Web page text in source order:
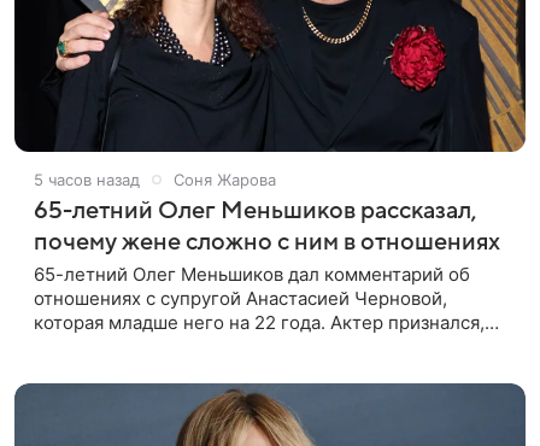
5 часов назад Соня Жарова
65-летний Олег Меньшиков рассказал,
почему жене сложно с ним в отношениях
65-летний Олег Меньшиков дал комментарий об
отношениях с супругой Анастасией Черновой,
которая младше него на 22 года. Актер признался,